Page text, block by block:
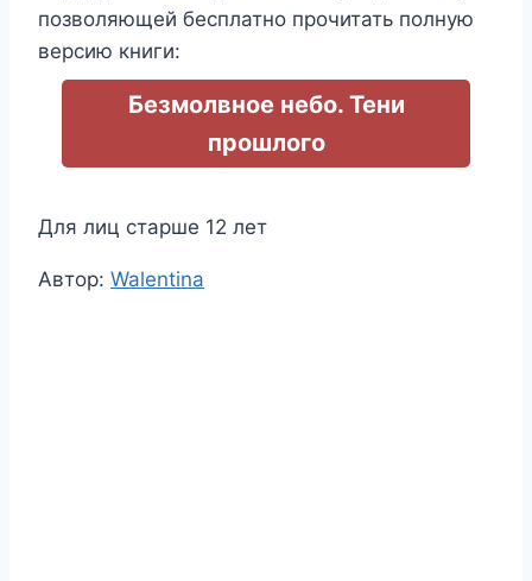
позволяющей бесплатно прочитать полную
версию книги:
Безмолвное небо. Тени
прошлого
Для лиц старше 12 лет
Метки
Автор: Walentina